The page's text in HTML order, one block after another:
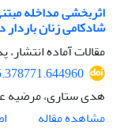
اثربخشی مداخله
شادکامی زنان
مقالات آماده انتشار،
هدی ستاری، مرضیه
مشاهده مقاله